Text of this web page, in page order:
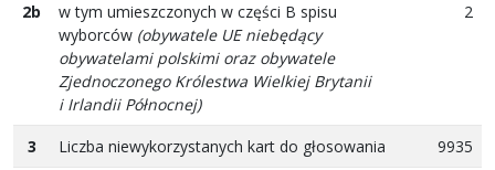
2b
w tym umieszczonych w części B spisu
wyborców (obywatele UE niebędący
obywatelami polskimi oraz obywatele
Zjednoczonego Królestwa Wielkiej Brytanii
i Irlandii Północnej)
2
3 Liczba niewykorzystanych kart do głosowania
9935